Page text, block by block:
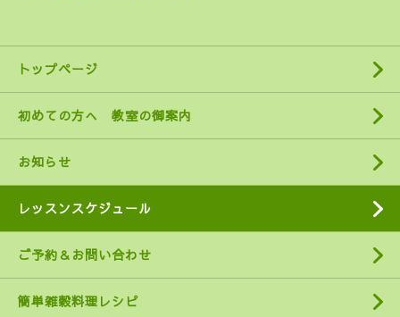
トップページ
初めての方へ 教室の御案内
お知らせ
レッスンスケジュール
ご予約＆お問い合わせ
簡単雑穀料理レシピ